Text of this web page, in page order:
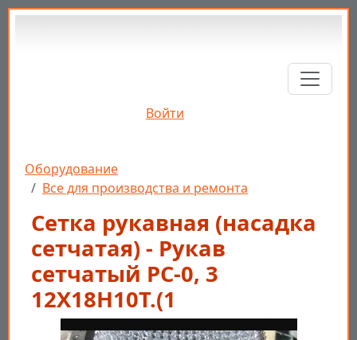
Перейти к основному содержанию
Войти
Строка навигации
Оборудование
Все для производства и ремонта
Сетка рукавная (насадка
сетчатая) - Рукав
сетчатый РС-0, 3
12Х18Н10Т.(1